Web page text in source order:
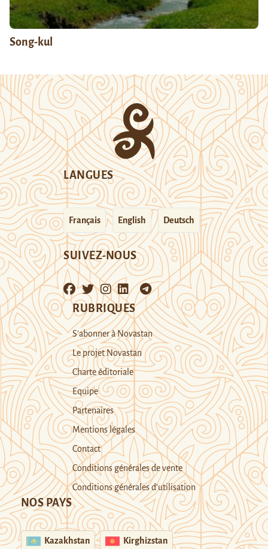
Song-kul
LANGUES
Français English Deutsch
SUIVEZ-NOUS
RUBRIQUES
S’abonner à Novastan
Le projet Novastan
Charte éditoriale
Equipe
Partenaires
Mentions légales
Contact
Conditions générales de vente
Conditions générales d’utilisation
NOS PAYS
Kazakhstan Kirghizstan